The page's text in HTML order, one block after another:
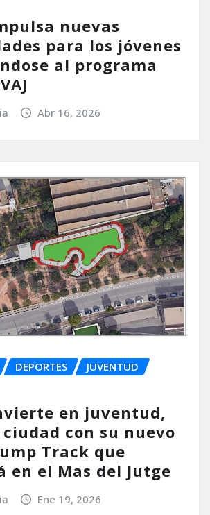
nuevas
para los jóvenes
al programa
Abr 16, 2026
DEPORTES
JUVENTUD
en juventud,
con su nuevo
Track que
en el Mas del Jutge
Ene 19, 2026